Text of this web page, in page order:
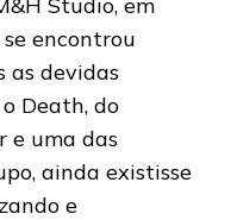
encontrou
as devidas
Death, do
e uma das
ainda existisse
e